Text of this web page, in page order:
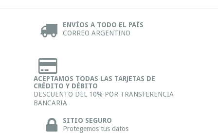
ENVÍOS A TODO EL PAÍS
CORREO ARGENTINO
ACEPTAMOS TODAS LAS TARJETAS DE
CRÉDITO Y DÉBITO
DESCUENTO DEL 10% POR TRANSFERENCIA
BANCARIA
SITIO SEGURO
Protegemos tus datos